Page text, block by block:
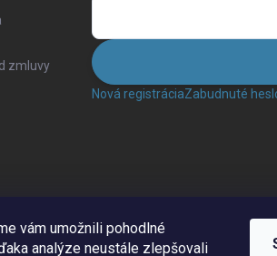
vám umožnili pohodlné
analýze neustále zlepšovali
zmluvy
Nová registráciaZabudnuté